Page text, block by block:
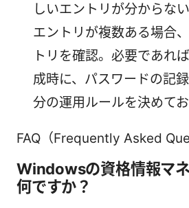
しいエントリが分からな
エントリが複数ある場合
トリを確認。必要であれ
成時に、パスワードの記
分の運用ルールを決めてお
FAQ（Frequently Asked
Windowsの資格情報マ
何ですか？